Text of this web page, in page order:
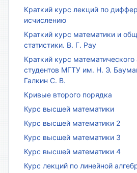
Краткий курс лекций по
исчислению
Краткий курс математики и
статистики. В. Г. Рау
Краткий курс математического
студентов МГТУ им. Н. Э.
Галкин С. В.
Кривые второго порядка
Курс высшей математики
Курс высшей математики 2
Курс высшей математики 3
Курс высшей математики 4
Курс лекций по линейной